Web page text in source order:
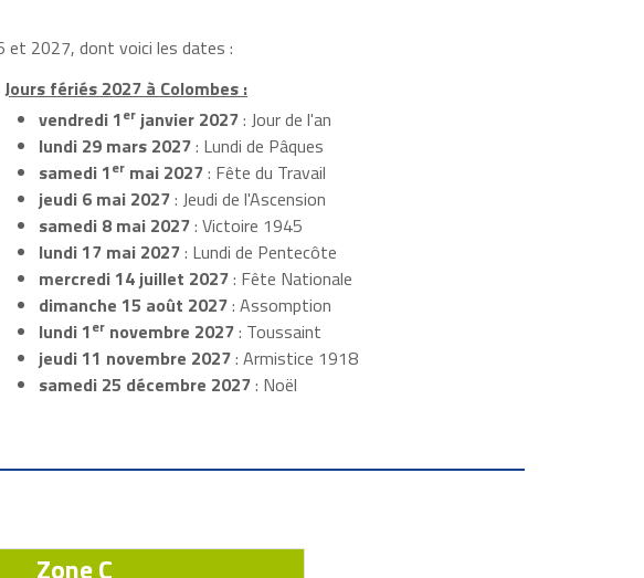
et 2027, dont voici les dates :
Jours fériés 2027 à Colombes :
vendredi 1erjanvier 2027: Jour de l'an
lundi 29 mars 2027: Lundi de Pâques
samedi 1ermai 2027: Fête du Travail
jeudi 6 mai 2027: Jeudi de l'Ascension
samedi 8 mai 2027: Victoire 1945
lundi 17 mai 2027: Lundi de Pentecôte
mercredi 14 juillet 2027: Fête Nationale
dimanche 15 août 2027: Assomption
lundi 1ernovembre 2027: Toussaint
jeudi 11 novembre 2027: Armistice 1918
samedi 25 décembre 2027: Noël
Zone C